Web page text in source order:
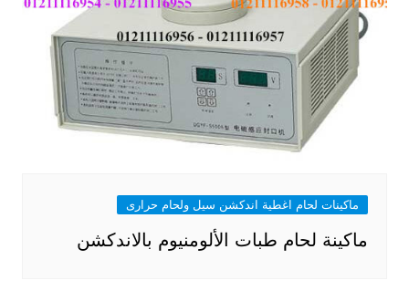
ماكينات لحام اغطية اندكشن سيل ولحام حرارى
ماكينة لحام طبات الألومنيوم بالاندكشن